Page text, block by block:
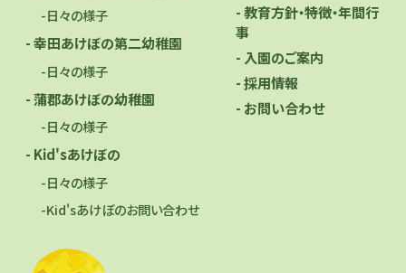
-日々の様子
- 幸田あけぼの第二幼稚園
-日々の様子
- 蒲郡あけぼの幼稚園
-日々の様子
- Kid'sあけぼの
-日々の様子
-Kid'sあけぼのお問い合わせ
- 教育方針・特徴・年間行
事
- 入園のご案内
- 採用情報
- お問い合わせ